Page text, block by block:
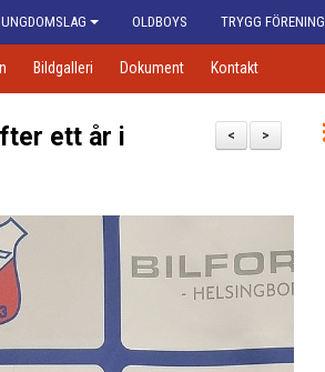
UNGDOMSLAG OLDBOYS TRYGG FÖRENING
Bildgalleri Dokument Kontakt
>
<
ett år i